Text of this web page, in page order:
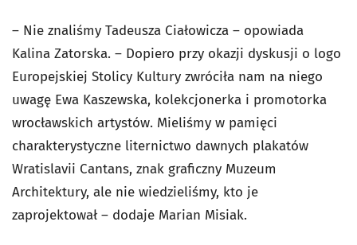
– Nie znaliśmy Tadeusza Ciałowicza – opowiada
Kalina Zatorska. – Dopiero przy okazji dyskusji o logo
Europejskiej Stolicy Kultury zwróciła nam na niego
uwagę Ewa Kaszewska, kolekcjonerka i promotorka
wrocławskich artystów. Mieliśmy w pamięci
charakterystyczne liternictwo dawnych plakatów
Wratislavii Cantans, znak graficzny Muzeum
Architektury, ale nie wiedzieliśmy, kto je
zaprojektował – dodaje Marian Misiak.